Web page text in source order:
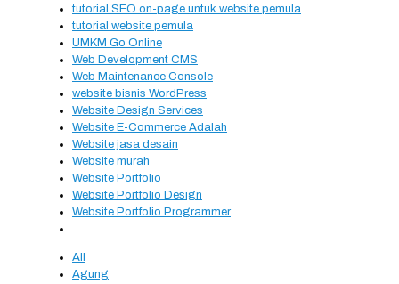
tutorial SEO on-page untuk website pemula
tutorial website pemula
UMKM Go Online
Web Development CMS
Web Maintenance Console
website bisnis WordPress
Website Design Services
Website E-Commerce Adalah
Website jasa desain
Website murah
Website Portfolio
Website Portfolio Design
Website Portfolio Programmer
All
Agung